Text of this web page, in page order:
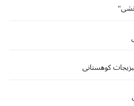
کوهستانی